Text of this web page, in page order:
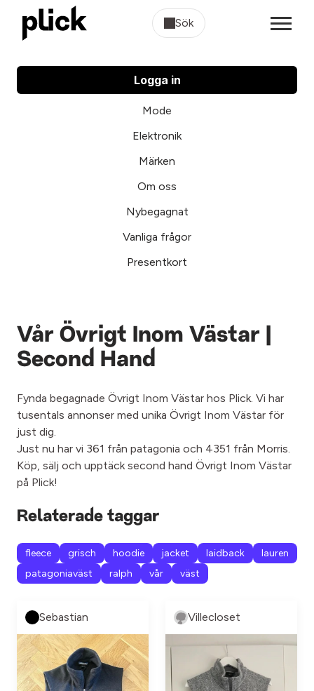
Sök
Logga in
Mode
Elektronik
Märken
Om oss
Nybegagnat
Vanliga frågor
Presentkort
Vår Övrigt Inom Västar |
Second Hand
Fynda begagnade Övrigt Inom Västar hos Plick. Vi har
tusentals annonser med unika Övrigt Inom Västar för
just dig.
Just nu har vi 361 från patagonia och 4351 från Morris.
Köp, sälj och upptäck second hand Övrigt Inom Västar
på Plick!
Relaterade taggar
fleece grisch hoodie jacket laidback
lauren
patagoniaväst
ralph vår väst
Sebastian Villecloset